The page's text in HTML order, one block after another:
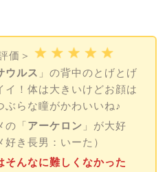
価＞
ウルス 」の背中のとげとげ
イ！体は大きいけどお顔は
ぶらな瞳がかわいいね♪
の「アーケロン 」が大好
好き長男：いーた）
そんなに難しくなかった